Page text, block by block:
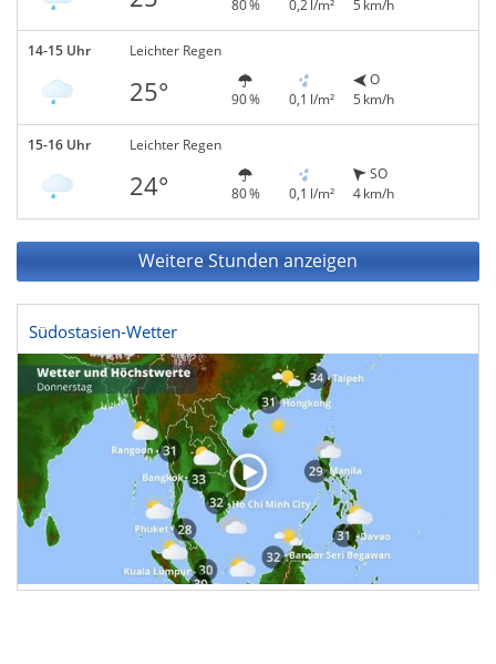
80 % 0,2 l/m² 5 km/h
14-15 Uhr Leichter Regen
25° 90 % 0,1 l/m²
O
5 km/h
15-16 Uhr Leichter Regen
24° 80 % 0,1 l/m²
SO
4 km/h
Weitere Stunden anzeigen
Südostasien-Wetter